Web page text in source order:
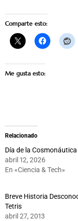
Comparte esto:
Me gusta esto:
Relacionado
Día de la Cosmonáutica
abril 12, 2026
En «Ciencia & Tech»
Breve Historia
Tetris
abril 27, 2013